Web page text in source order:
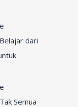
dari
Semua